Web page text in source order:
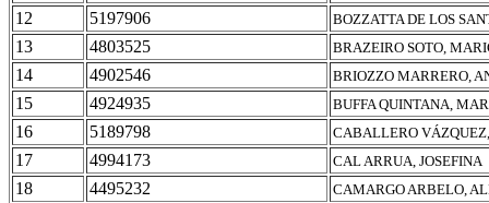
12 5197906 BOZZATTA DE LOS
13 4803525 BRAZEIRO SOTO,
14 4902546 BRIOZZO MARRERO,
15 4924935 BUFFA QUINTANA,
16 5189798 CABALLERO
17 4994173 CAL ARRUA, JOSEFINA
18 4495232 CAMARGO ARBELO,